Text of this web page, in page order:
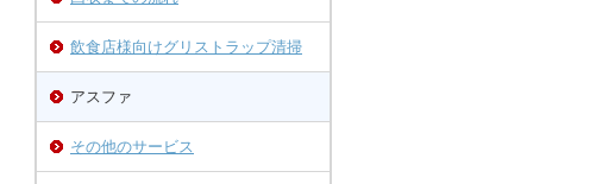
飲食店様向けグリストラップ清掃
アスファ
その他のサービス